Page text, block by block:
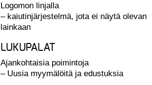
Logomon linjalla
– kaiutinjärjestelmä, jota ei näytä olevan
lainkaan
LUKUPALAT
Ajankohtaisia poimintoja
– Uusia myymälöitä ja edustuksia